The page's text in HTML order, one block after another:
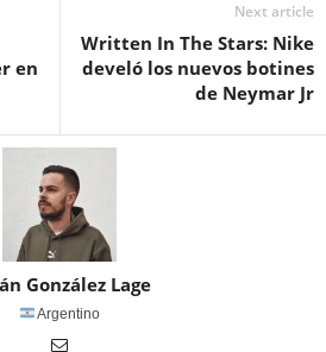
en
Next article
Written In The Stars: Nike
develó los nuevos botines
de Neymar Jr
González Lage
Argentino